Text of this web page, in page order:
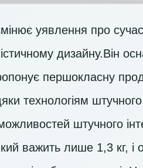
уявлення про
дизайну.Він
першокласну
технологіям
штучного
важить лише 1,3 кг, і